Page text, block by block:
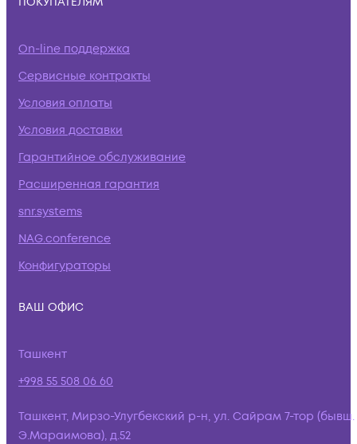
On-line поддержка
Сервисные контракты
Условия оплаты
Условия доставки
Гарантийное обслуживание
Расширенная гарантия
snr.systems
NAG.conference
Конфигураторы
ВАШ ОФИС
Ташкент
+998 55 508 06 60
Ташкент, Мирзо-Улугбекский р-н, ул. Сайрам 7-тор (бывш.
Э.Мараимова), д.52